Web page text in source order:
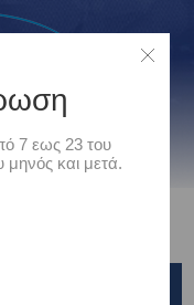
7 εως 23 του
μηνός και μετά.